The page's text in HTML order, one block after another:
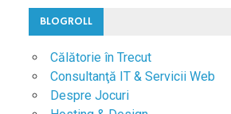
BLOGROLL
Călătorie în Trecut
Consultanţă IT & Servicii Web
Despre Jocuri